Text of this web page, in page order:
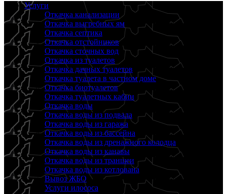
Услуги
Откачка канализации
Откачка выгребных ям
Откачка септика
Откачка отстойников
Откачка сточных вод
Откачка из туалетов
Откачка дачных туалетов
Откачка туалета в частном доме
Откачка биотуалетов
Откачка туалетных кабин
Откачка воды
Откачка воды из подвала
Откачка воды из гаража
Откачка воды из бассейна
Откачка воды из дренажного колодца
Откачка воды из канавы
Откачка воды из траншеи
Откачка воды из котлована
Вывоз ЖБО
Услуги илососа